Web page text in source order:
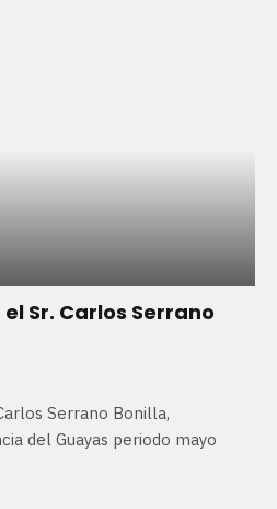
Sr. Carlos Serrano
Serrano Bonilla,
del Guayas periodo mayo